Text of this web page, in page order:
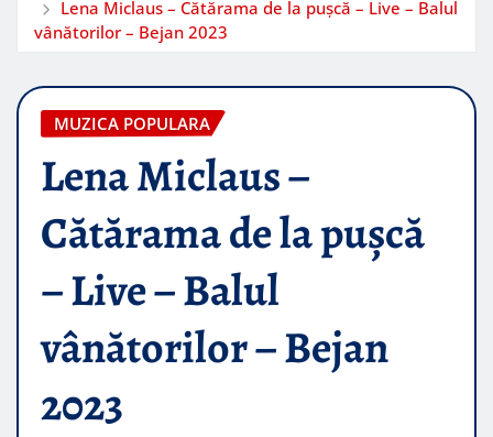
Lena Miclaus – Cătărama de la pușcă – Live – Balul
vânătorilor – Bejan 2023
MUZICA POPULARA
Lena Miclaus –
Cătărama de la pușcă
– Live – Balul
vânătorilor – Bejan
2023